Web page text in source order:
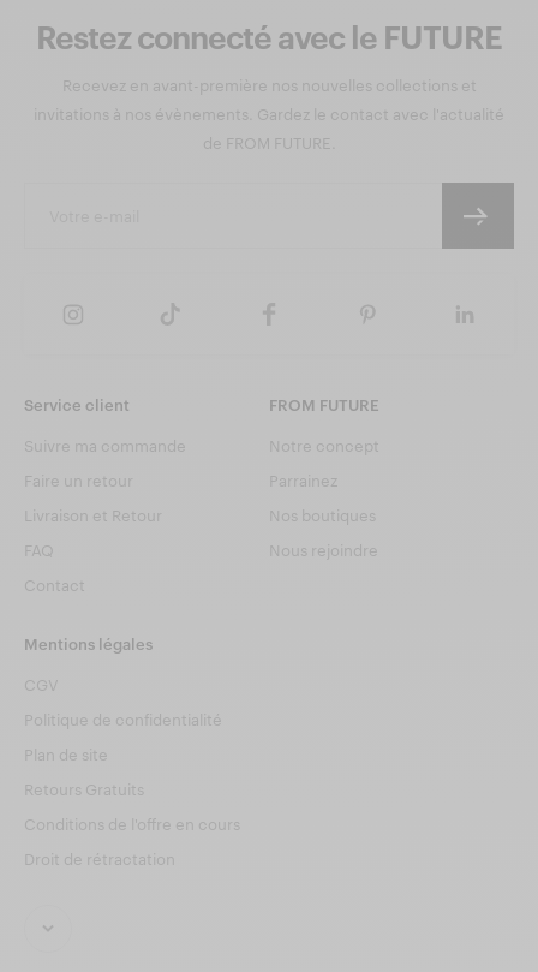
Restez connecté avec le FUTURE
Recevez en avant-première nos nouvelles collections et
invitations à nos évènements. Gardez le contact avec l'actualité
de FROM FUTURE.
Service client
Suivre ma commande
Faire un retour
Livraison et Retour
FAQ
Contact
FROM FUTURE
Notre concept
Parrainez
Nos boutiques
Nous rejoindre
Mentions légales
CGV
Politique de confidentialité
Plan de site
Retours Gratuits
Conditions de l'offre en cours
Droit de rétractation